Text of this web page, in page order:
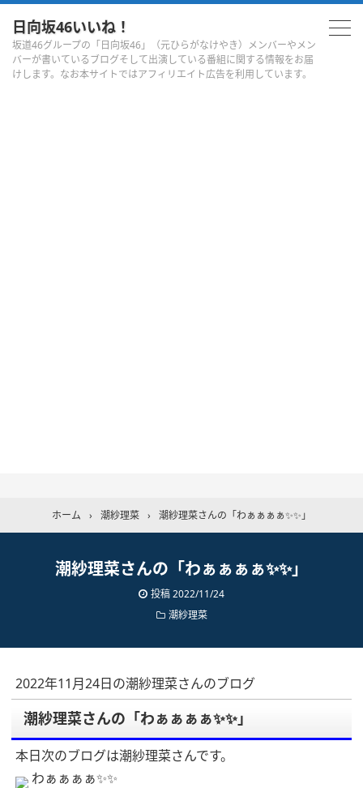
日向坂46いいね！
坂道46グループの「日向坂46」（元ひらがなけやき）メンバーやメン
バーが書いているブログそして出演している番組に関する情報をお届
けします。なお本サイトではアフィリエイト広告を利用しています。
ホーム › 潮紗理菜 › 潮紗理菜さんの「わぁぁぁぁ✨✨」
潮紗理菜さんの「わぁぁぁぁ✨✨」
投稿2022/11/24
潮紗理菜
2022年11月24日の潮紗理菜さんのブログ
潮紗理菜さんの「わぁぁぁぁ✨✨」
本日次のブログは潮紗理菜さんです。
わぁぁぁぁ✨✨